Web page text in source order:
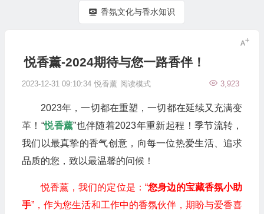
香氛文化与香水知识
悦香薰-2024期待与您一路香伴！
2023-12-31 09:10:34 悦香薰 3,923
阅读模式
2023年，一切都在重塑，一切都在延续又充满变
革！“悦香薰”也伴随着2023年重新起程！季节流转，
我们以最真挚的香气创意，向每一位热爱生活、追求
品质的您，致以最温馨的问候！
悦香薰，我们的定位是：“您身边的宝藏香氛小助
手”，作为您生活和工作中的香氛伙伴，期盼与爱香喜